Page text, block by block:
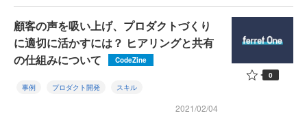
顧客の声を吸い上げ、プロダクトづくり
に適切に活かすには？ ヒアリングと共有
の仕組みについて
CodeZine
事例 プロダクト開発 スキル
2021/02/04
0